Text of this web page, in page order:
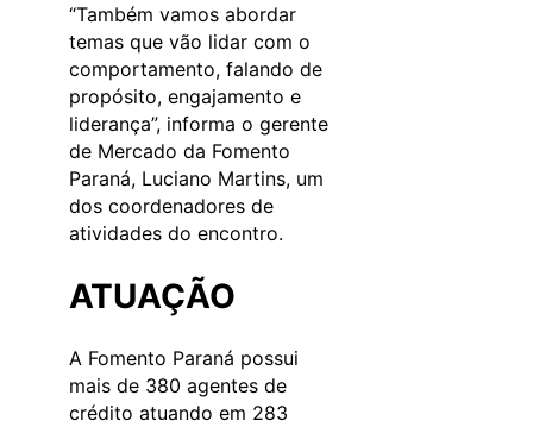
“Também vamos abordar
temas que vão lidar com o
comportamento, falando de
propósito, engajamento e
liderança”, informa o gerente
de Mercado da Fomento
Paraná, Luciano Martins, um
dos coordenadores de
atividades do encontro.
ATUAÇÃO
A Fomento Paraná possui
mais de 380 agentes de
crédito atuando em 283